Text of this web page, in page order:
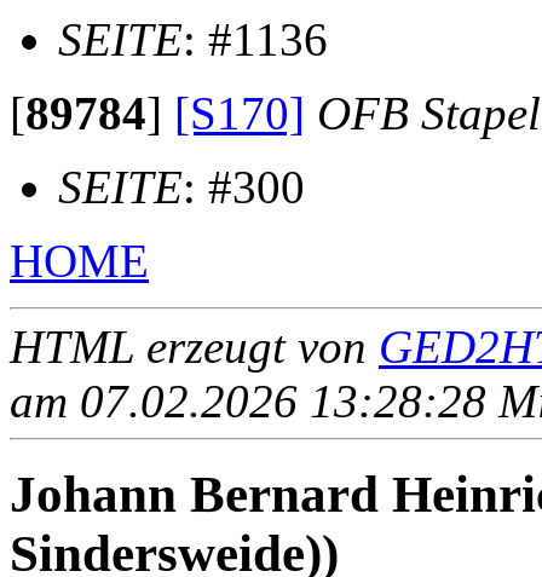
SEITE: #1136
[89784] [S170] OFB
SEITE: #300
HOME
HTML erzeugt von
am 07.02.2026 13:28:28
Johann Bernard
Sindersweide))